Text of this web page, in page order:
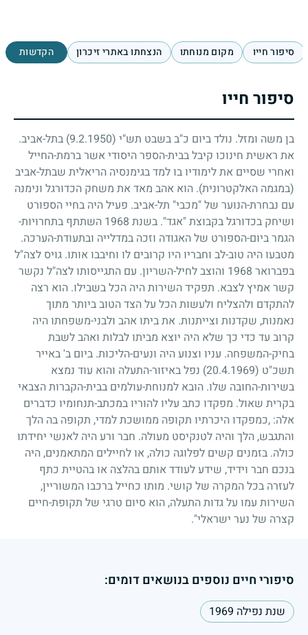
סיפור חייו מקום מנוחתו הנצחתו באתרי זיכרון הקדשות
סיפור חייו
בן משה ומזל. נולד ביום כ"ב בשבט תש"י (9.2.1950)
בתל-אביב.
את ראשית חינוכו קיבל בבית-הספר היסודי אשר ברמת-החייל
ואחרי שסיים את לימודיו בו למד בגימנסיה הריאלית שבתל-אביב
(במגמה האלקטרונית). הוא אהב מאד את משחק הכדורגל ונימנה
עם נבחרת-הנוער של "מכבי" תל-אביב. פעיל היה בחיי הספורט
ושיחק בכדורגל בקבוצת "אגד". בשנת 1968 השתתף בתחרויות-
הגמר ביום-הספורט של האגודה וזכה במדלייה ובתעודת-הערכה.
מטבעו היה טוב-לב וחבריו היו קרובים לו וחיבבו אותו. גויס לצה"ל
בפברואר 1968 והוצב לחיל-השריון. עם התגייסותו לצה"ל נקשר
קשר אמיץ לצבא. תפקיד השירות היה הכל בשבילו. הוא רצה
להתקדם ולהצליח ולעשות הכל על הצד הטוב ביותר מתוך
נאמנות, שקדנות וצייתנות. את ביתו אהב ולבני-משפחתו היה
קרוב עד כדי כך שלא היה יוצא מביתו לבלות ואהב לשבת
בחיק-המשפחה. עניו וצנוע היה ונעים-הליכות. ביום ב' באייר
תשכ"ט (20.4.1969)
נפל באיזור-התעלה והוא עוד נמצא
בשירות-החובה שלו. הובא למנוחת-עולמים בבית-הקברות הצבאי
בקרית שאול. מפקדו כתב עליו להוריו במכתב-תנחומיו כדברים
אלה: ,כמפקדו היכרתיו תקופה ממושכת למדי, תקופה בה הלך
והתגבש, הלך והיה לטנקיסט מעולה. חבר ורע היה לאנשי יחידתו
כולה. בזמנים קשים לפלוגה כולה, או לחיילים המתאמנים, היה
בנכם חבר וידיד, שידע לעודד אותם בהלצה או בהטיית כתף
לעזרה בכל המקרה של קושי. מותו כחייל ברכבו המשוריין,
השירות עמו על גדות התעלה, הוא סיום טרגי של תקופת-חיים
קצרה של נער ישראלי".
סיפורי חיים נוספים בנושאים דומים:
שנת נפילה 1969